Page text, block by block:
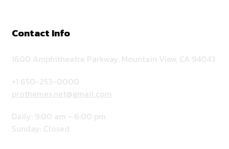
Contact Info
1600 Amphitheatre Parkway, Mountain View, CA 94043
+1 650-253-0000
prothemes.net@gmail.com
Daily: 9:00 am - 6:00 pm
Sunday: Closed